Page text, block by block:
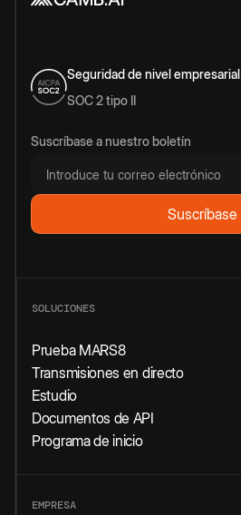
Seguridad de nivel empresarial
SOC 2 tipo II
Suscríbase a nuestro boletín
SOLUCIONES
Prueba MARS8
Transmisiones en directo
Estudio
Documentos de API
Programa de inicio
EMPRESA